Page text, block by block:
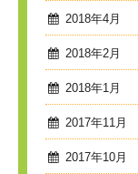
2018年4月
2018年2月
2018年1月
2017年11月
2017年10月